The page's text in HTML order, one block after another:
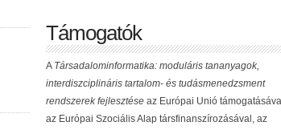
Támogatók
A Társadalominformatika: moduláris tananyagok,
interdiszciplináris tartalom- és tudásmenedzsment
rendszerek fejlesztése az Európai Unió
az Európai Szociális Alap társfinanszírozásával, az